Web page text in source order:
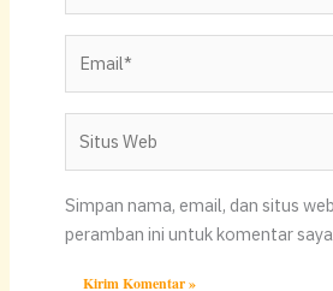
Web
Simpan nama, email, dan situs
peramban ini untuk komentar